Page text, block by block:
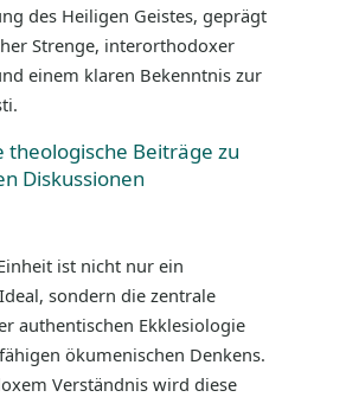
des Heiligen Geistes, geprägt
Strenge, interorthodoxer
einem klaren Bekenntnis zur
theologische Beiträge zu
Diskussionen
ist nicht nur ein
sondern die zentrale
authentischen Ekklesiologie
ökumenischen Denkens.
Verständnis wird diese